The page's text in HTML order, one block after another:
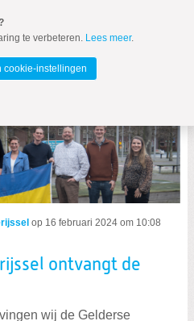
MENU
Zoeken
op 16 februari 2024 om 10:08
ontvangt de
wij de Gelderse
te verbeteren. Lees meer.
cookie-instellingen